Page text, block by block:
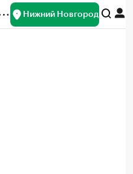
Нижний Новгород